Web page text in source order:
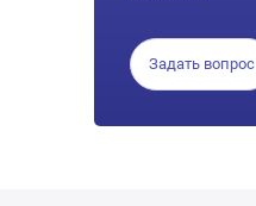
Задать вопрос